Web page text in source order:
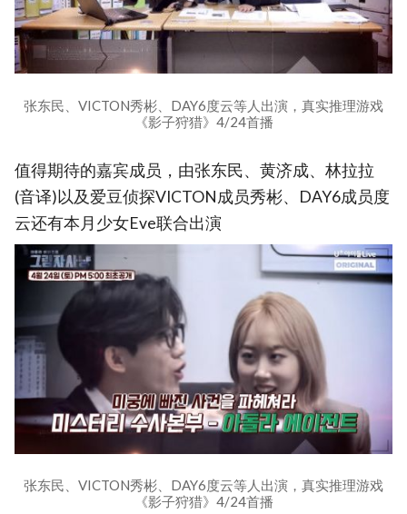
张东民、VICTON秀彬、DAY6度云等人出演，真实推理游戏
《影子狩猎》4/24首播
值得期待的嘉宾成员，由张东民、黄济成、林拉拉
(音译)以及爱豆侦探VICTON成员秀彬、DAY6成员度
云还有本月少女Eve联合出演
张东民、VICTON秀彬、DAY6度云等人出演，真实推理游戏
《影子狩猎》4/24首播